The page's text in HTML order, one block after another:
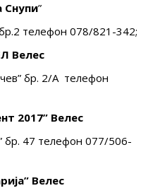
Снупи”
телефон 078/821-342;
Велес
бр. 2/А телефон
2017” Велес
бр. 47 телефон 077/506-
” Велес